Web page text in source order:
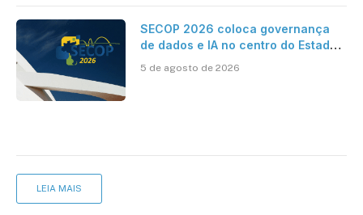
SECOP 2026 coloca governança
de dados e IA no centro do Estado
5 de agosto de 2026
LEIA MAIS